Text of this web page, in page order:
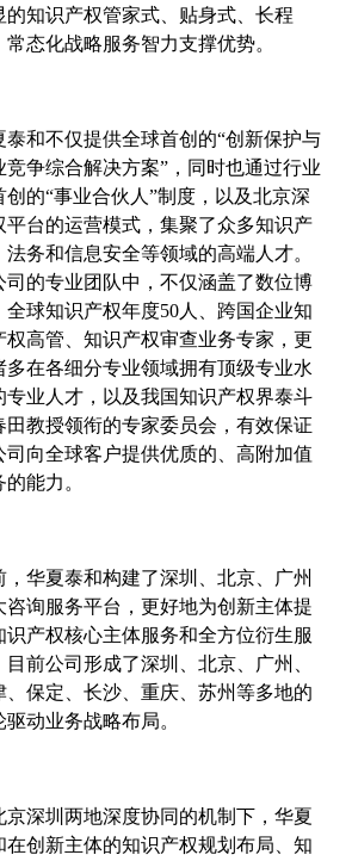
的知识产权管家式、贴身式、长程
常态化战略服务智力支撑优势。
泰和不仅提供全球首创的“创新保护与
竞争综合解决方案”，同时也通过行业
创的“事业合伙人”制度，以及北京深
平台的运营模式，集聚了众多知识产
法务和信息安全等领域的高端人才。
司的专业团队中，不仅涵盖了数位博
全球知识产权年度50人、跨国企业知
权高管、知识产权审查业务专家，更
多在各细分专业领域拥有顶级专业水
专业人才，以及我国知识产权界泰斗
田教授领衔的专家委员会，有效保证
司向全球客户提供优质的、高附加值
的能力。
，华夏泰和构建了深圳、北京、广州
咨询服务平台，更好地为创新主体提
识产权核心主体服务和全方位衍生服
目前公司形成了深圳、北京、广州、
、保定、长沙、重庆、苏州等多地的
驱动业务战略布局。
京深圳两地深度协同的机制下，华夏
在创新主体的知识产权规划布局、知